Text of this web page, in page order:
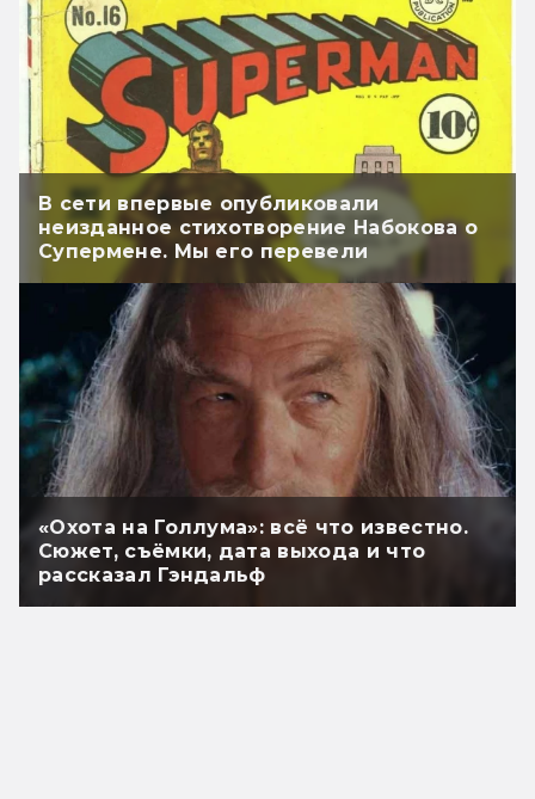
В сети впервые опубликовали
неизданное стихотворение Набокова о
Супермене. Мы его перевели
«Охота на Голлума»: всё что известно.
Сюжет, съёмки, дата выхода и что
рассказал Гэндальф